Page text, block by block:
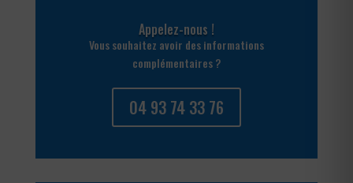
Appelez-nous !
Vous souhaitez avoir des informations
complémentaires ?
04 93 74 33 76